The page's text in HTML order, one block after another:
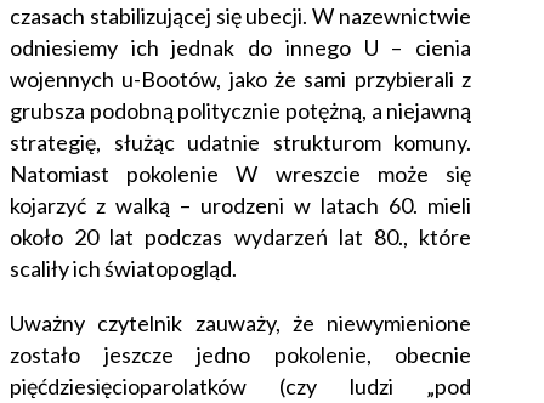
czasach stabilizującej się ubecji. W nazewnictwie
odniesiemy ich jednak do innego U – cienia
wojennych u-Bootów, jako że sami przybierali z
grubsza podobną politycznie potężną, a niejawną
strategię, służąc udatnie strukturom komuny.
Natomiast pokolenie W wreszcie może się
kojarzyć z walką – urodzeni w latach 60. mieli
około 20 lat podczas wydarzeń lat 80., które
scaliły ich światopogląd.
Uważny czytelnik zauważy, że niewymienione
zostało jeszcze jedno pokolenie, obecnie
pięćdziesięcioparolatków (czy ludzi „pod